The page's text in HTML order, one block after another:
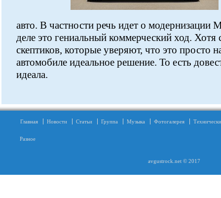
авто. В частности речь идет о модернизации
деле это гениальный коммерческий ход. Хотя
скептиков, которые уверяют, что это просто
автомобиле идеальное решение. То есть
идеала.
Главная Новости Статьи Группа Музыка Фотогалерея
Разное
avgustrock.net © 2017